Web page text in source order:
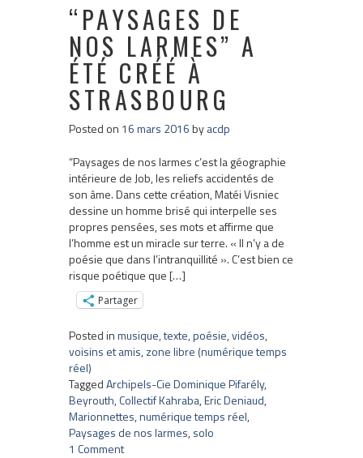
“PAYSAGES DE
NOS LARMES” A
ÉTÉ CRÉÉ À
STRASBOURG
Posted on 16 mars 2016byacdp
“Paysages de nos larmes c’est la géographie
intérieure de Job, les reliefs accidentés de
son âme. Dans cette création, Matéi Visniec
dessine un homme brisé qui interpelle ses
propres pensées, ses mots et affirme que
l’homme est un miracle sur terre. « Il n’y a de
poésie que dans l’intranquillité ». C’est bien ce
risque poétique que […]
Partager
Posted inmusique, texte, poésie,vidéos,
voisins et amis,zone libre (numérique temps
réel)
TaggedArchipels-Cie Dominique Pifarély,
Beyrouth,Collectif Kahraba,Eric Deniaud,
Marionnettes,numérique temps réel,
Paysages de nos larmes,solo
1 Comment